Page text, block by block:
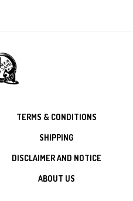
TERMS & CONDITIONS
SHIPPING
DISCLAIMER AND NOTICE
ABOUT US